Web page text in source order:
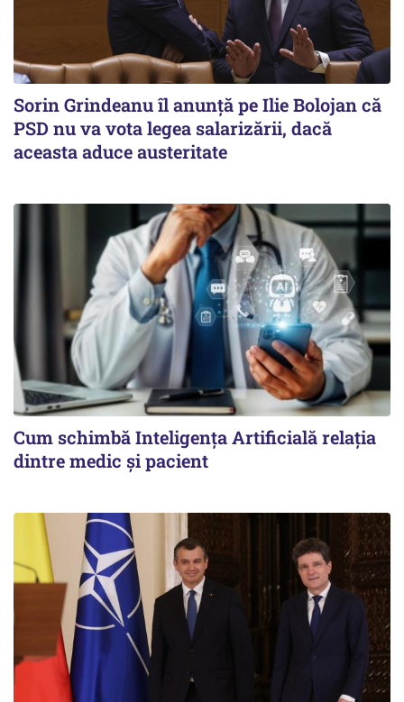
Sorin Grindeanu îl anunţă pe Ilie Bolojan că
PSD nu va vota legea salarizării, dacă
aceasta aduce austeritate
Cum schimbă Inteligența Artificială relația
dintre medic și pacient